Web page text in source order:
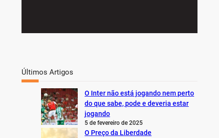
Últimos Artigos
O Inter não está jogando nem perto
do que sabe, pode e deveria estar
jogando
5 de fevereiro de 2025
O Preço da Liberdade